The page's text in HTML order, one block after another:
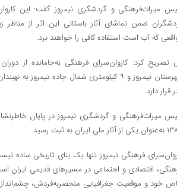
میراث‌فرهنگی و گردشگری نیمروز گفت: این
ضمن تماشای آثار باستانی این اثر از مناظر
که آب است استفاده کافی را خواهند برد.
شهرستان نیمروز و ۹ کیلومتری شمال جاده
قرار دارد.
میراث‌فرهنگی و گردشگری نیمروز در پایان
ملی ایران به ثبت رسید.
فرهنگی نیمروز تنها یک بنای تاریخی ساده
اقتصادی و اجتماعی در مسیرهای قدیمی ایران
خود و موقعیت جغرافیایی منحصربه‌فردش،